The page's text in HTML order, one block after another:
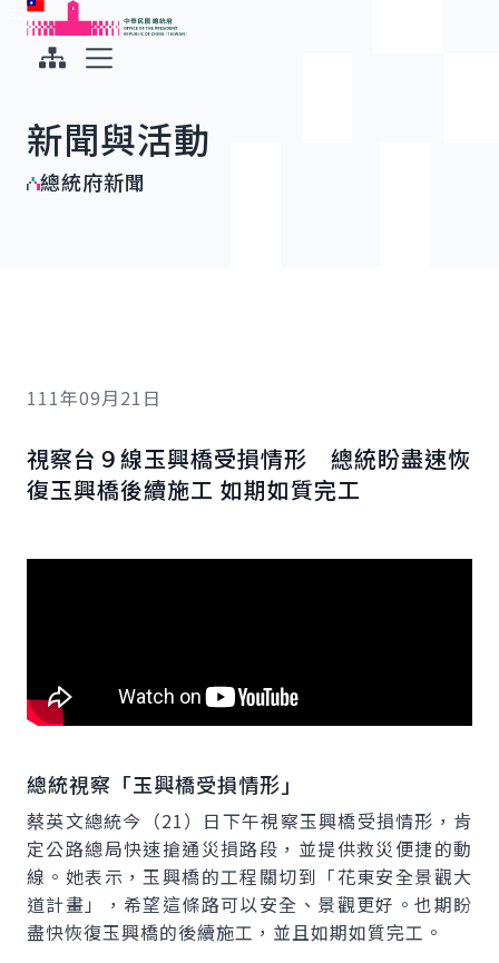
跳到主要內容
中華民國總統府
新聞與活動
總統府新聞
111年09月21日
視察台９線玉興橋受損情形 總統盼盡速恢
復玉興橋後續施工 如期如質完工
總統視察「玉興橋受損情形」
蔡英文總統今（21）日下午視察玉興橋受損情形，肯
定公路總局快速搶通災損路段，並提供救災便捷的動
線。她表示，玉興橋的工程關切到「花東安全景觀大
道計畫」，希望這條路可以安全、景觀更好。也期盼
盡快恢復玉興橋的後續施工，並且如期如質完工。